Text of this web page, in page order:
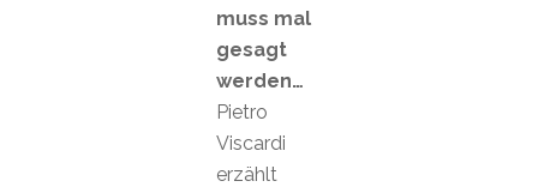
muss mal
gesagt
werden…
Pietro
Viscardi
erzählt